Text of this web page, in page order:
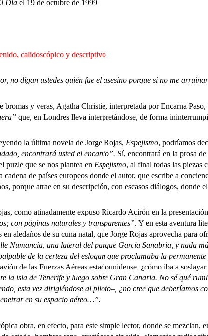
Día el 19 de octubre de 1999
calidoscópico y descriptivo
no digan ustedes quién fue el asesino porque si no me
y veras, Agatha Christie, interpretada por Encarna Paso,
que, en Londres lleva interpretándose, de forma
la última novela de Jorge Rojas, Espejismo, podríamos
encontrará usted el encanto”. Sí, encontrará en la prosa
puzle que se nos plantea en Espejismo, al final todas las piezas
cadena de países europeos donde el autor, que escribe a
porque atrae en su descripción, con escasos diálogos, donde
atinadamente expuso Ricardo Acirón en la presentación
con páginas naturales y transparentes”. Y en esta aventura
en aledaños de su cuna natal, que Jorge Rojas aprovecha para
Numancia, una lateral del parque García Sanabria, y nada
de la certeza del eslogan que proclamaba la
de las Fuerzas Aéreas estadounidense, ¿cómo iba a
la isla de Tenerife y luego sobre Gran Canaria. No sé qué
esta vez dirigiéndose al piloto–, ¿no cree que deberíamos
en su espacio aéreo…”.
obra, en efecto, para este simple lector, donde se mezclan,